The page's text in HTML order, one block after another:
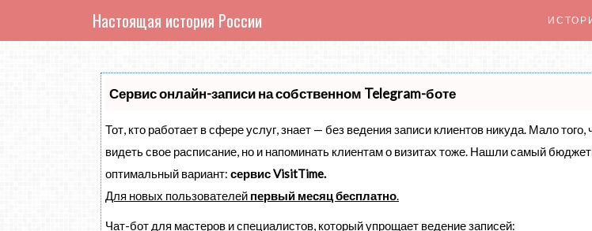
Настоящая история России
Сервис онлайн-записи на собственном Telegram-боте
Тот, кто работает в сфере услуг, знает — без ведения записи клиентов никуда. Мало того,
видеть свое расписание, но и напоминать клиентам о визитах тоже. Нашли самый
оптимальный вариант: сервис VisitTime.
Для новых пользователей первый месяц бесплатно.
Чат-бот для мастеров и специалистов, который упрощает ведение записей: